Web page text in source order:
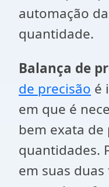
automação
quantidade.
Balança de
de precisão é
em que é
bem exata de
quantidades.
em suas